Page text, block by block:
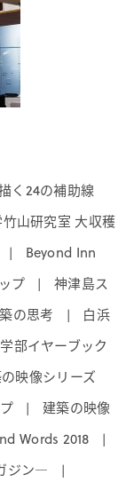
く24の補助線
山研究室 大収穫
|
Beyond Inn
プ |
神津島ス
の思考 |
白浜
部イヤーブック
映像シリーズ
|
建築の映像
Words 2018 |
ジン― |